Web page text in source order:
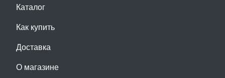
Каталог
Как купить
Доставка
О магазине